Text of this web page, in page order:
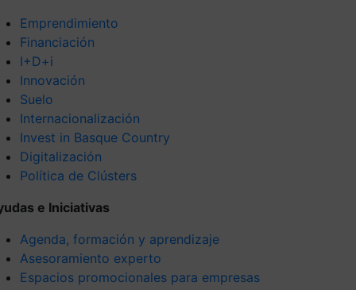
Emprendimiento
Financiación
I+D+i
Innovación
Suelo
Internacionalización
Invest in Basque Country
Digitalización
Política de Clústers
e Iniciativas
Agenda, formación y aprendizaje
Asesoramiento experto
Espacios promocionales para empresas